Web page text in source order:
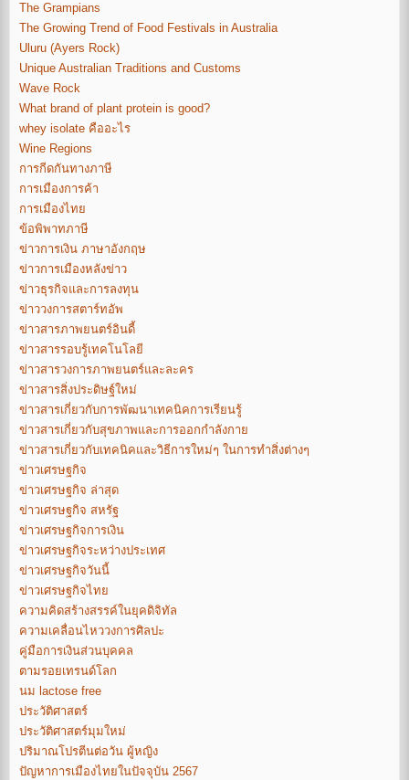
The Grampians
The Growing Trend of Food Festivals in Australia
Uluru (Ayers Rock)
Unique Australian Traditions and Customs
Wave Rock
What brand of plant protein is good?
whey isolate คืออะไร
Wine Regions
การกีดกันทางภาษี
การเมืองการค้า
การเมืองไทย
ข้อพิพาทภาษี
ข่าวการเงิน ภาษาอังกฤษ
ข่าวการเมืองหลังข่าว
ข่าวธุรกิจและการลงทุน
ข่าววงการสตาร์ทอัพ
ข่าวสารภาพยนตร์อินดี้
ข่าวสารรอบรู้เทคโนโลยี
ข่าวสารวงการภาพยนตร์และละคร
ข่าวสารสิ่งประดิษฐ์ใหม่
ข่าวสารเกี่ยวกับการพัฒนาเทคนิคการเรียนรู้
ข่าวสารเกี่ยวกับสุขภาพและการออกกำลังกาย
ข่าวสารเกี่ยวกับเทคนิคและวิธีการใหม่ๆ ในการทำสิ่งต่างๆ
ข่าวเศรษฐกิจ
ข่าวเศรษฐกิจ ล่าสุด
ข่าวเศรษฐกิจ สหรัฐ
ข่าวเศรษฐกิจการเงิน
ข่าวเศรษฐกิจระหว่างประเทศ
ข่าวเศรษฐกิจวันนี้
ข่าวเศรษฐกิจไทย
ความคิดสร้างสรรค์ในยุคดิจิทัล
ความเคลื่อนไหววงการศิลปะ
คู่มือการเงินส่วนบุคคล
ตามรอยเทรนด์โลก
นม lactose free
ประวัติศาสตร์
ประวัติศาสตร์มุมใหม่
ปริมาณโปรตีนต่อวัน ผู้หญิง
ปัญหาการเมืองไทยในปัจจุบัน 2567